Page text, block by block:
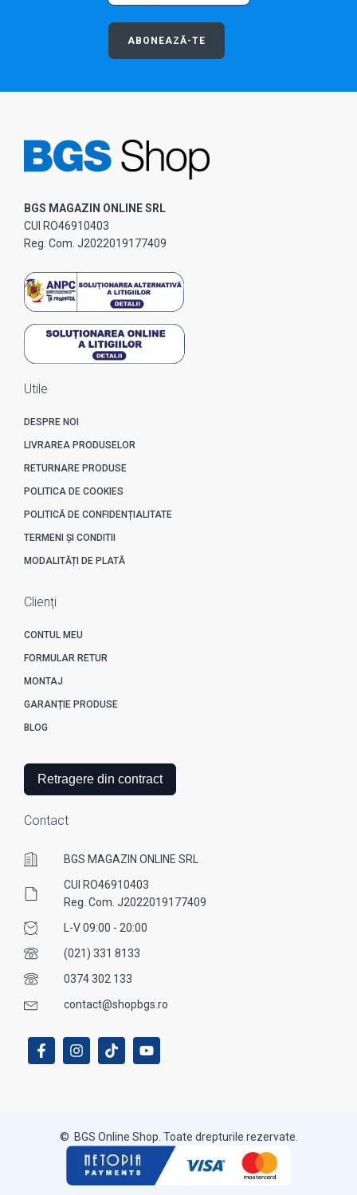
ABONEAZĂ-TE
BGS MAGAZIN ONLINE SRL
CUI RO46910403
Reg. Com. J2022019177409
Utile
DESPRE NOI
LIVRAREA PRODUSELOR
RETURNARE PRODUSE
POLITICA DE COOKIES
POLITICĂ DE CONFIDENȚIALITATE
TERMENI ȘI CONDITII
MODALITĂȚI DE PLATĂ
Clienți
CONTUL MEU
FORMULAR RETUR
MONTAJ
GARANȚIE PRODUSE
BLOG
Retragere din contract
Contact
BGS MAGAZIN ONLINE SRL
CUI RO46910403
Reg. Com. J2022019177409
L-V 09:00 - 20:00
(021) 331 8133
0374 302 133
contact@shopbgs.ro
© BGS Online Shop. Toate drepturile rezervate.